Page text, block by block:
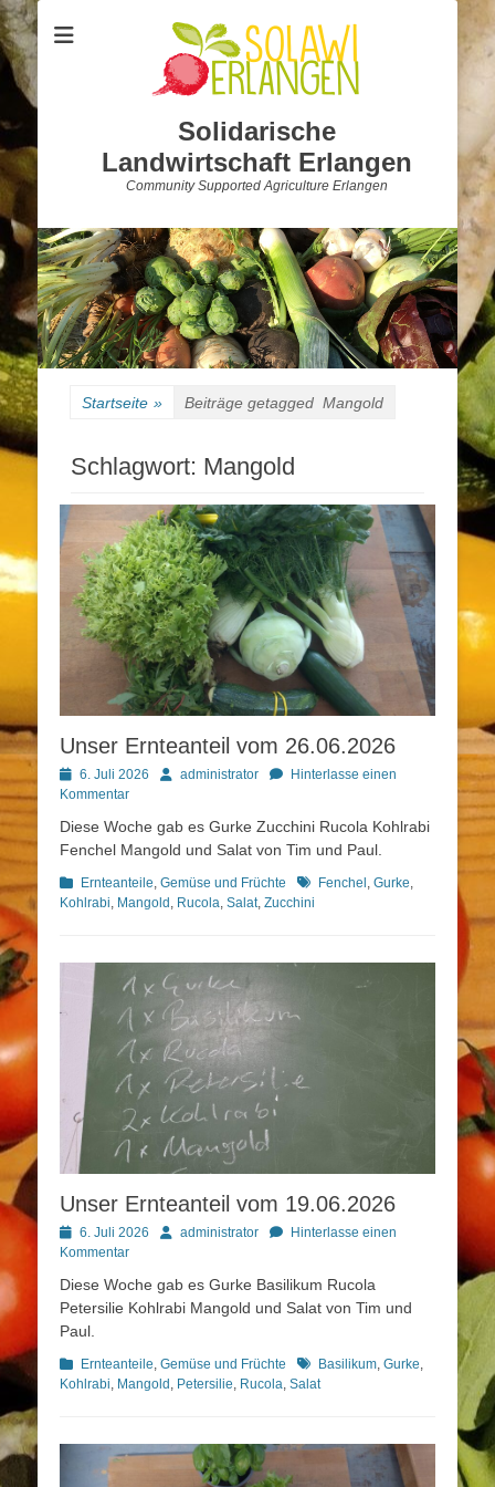
Solidarische
Landwirtschaft Erlangen
Community Supported Agriculture Erlangen
Startseite » Beiträge getagged Mangold
Schlagwort: Mangold
Unser Ernteanteil vom 26.06.2026
Posted
on
6. Juli 2026 Autoradministrator
Hinterlasse einen
Kommentar
Diese Woche gab es Gurke Zucchini Rucola Kohlrabi
Fenchel Mangold und Salat von Tim und Paul.
Kategorien
Ernteanteile, Gemüse und Früchte Schlagworte
Fenchel , Gurke,
Kohlrabi, Mangold , Rucola, Salat, Zucchini
Unser Ernteanteil vom 19.06.2026
Posted
on
6. Juli 2026 Autoradministrator
Hinterlasse einen
Kommentar
Diese Woche gab es Gurke Basilikum Rucola
Petersilie Kohlrabi Mangold und Salat von Tim und
Paul.
Kategorien
Ernteanteile, Gemüse und Früchte Schlagworte
Basilikum, Gurke,
Kohlrabi, Mangold , Petersilie, Rucola, Salat